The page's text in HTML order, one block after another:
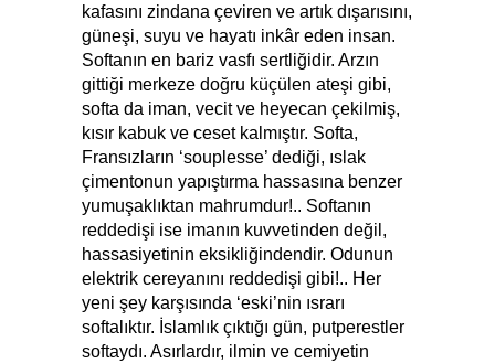
kafasını zindana çeviren ve artık dışarısını,
güneşi, suyu ve hayatı inkâr eden insan.
Softanın en bariz vasfı sertliğidir. Arzın
gittiği merkeze doğru küçülen ateşi gibi,
softa da iman, vecit ve heyecan çekilmiş,
kısır kabuk ve ceset kalmıştır. Softa,
Fransızların ‘souplesse’ dediği, ıslak
çimentonun yapıştırma hassasına benzer
yumuşaklıktan mahrumdur!.. Softanın
reddedişi ise imanın kuvvetinden değil,
hassasiyetinin eksikliğindendir. Odunun
elektrik cereyanını reddedişi gibi!.. Her
yeni şey karşısında ‘eski’nin ısrarı
softalıktır. İslamlık çıktığı gün, putperestler
softaydı. Asırlardır, ilmin ve cemiyetin